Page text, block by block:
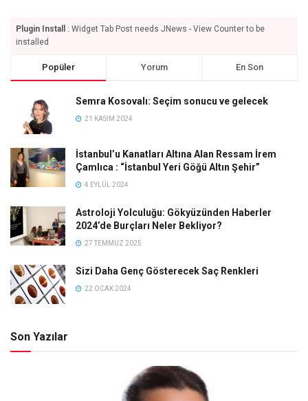
Plugin Install
: Widget Tab Post needs JNews - View Counter to be
installed
Popüler Yorum En Son
Semra Kosovalı: Seçim sonucu ve gelecek
21 KASIM 2024
İstanbul’u Kanatları Altına Alan Ressam İrem
Çamlıca : “İstanbul Yeri Göğü Altın Şehir”
4 EYLÜL 2024
Astroloji Yolculuğu: Gökyüzünden Haberler
2024’de Burçları Neler Bekliyor?
27 TEMMUZ 2025
Sizi Daha Genç Gösterecek Saç Renkleri
22 OCAK 2024
Son Yazılar